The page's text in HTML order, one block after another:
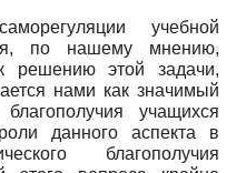
учебной
по нашему мнению,
решению этой задачи,
нами как значимый
благополучия учащихся
данного аспекта в
благополучия